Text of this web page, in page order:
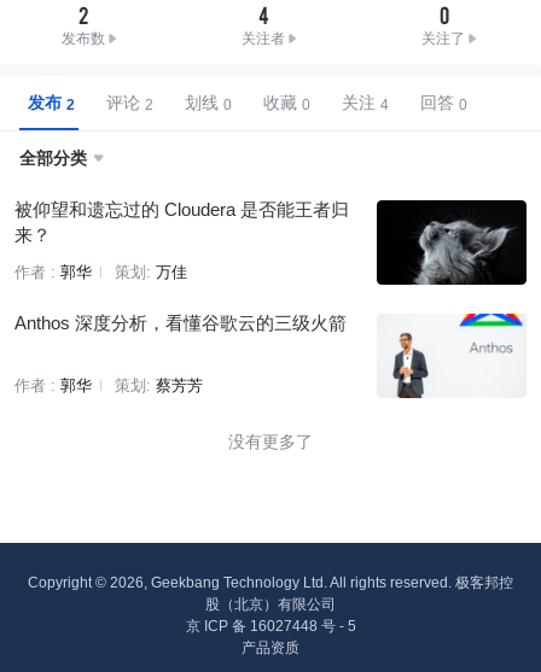
2
发布数
4
关注者
0
关注了
发布 评论 划线 收藏 关注 回答
全部分类 
被仰望和遗忘过的 Cloudera 是否能王者归
来？
作者 : 郭华 策划: 万佳
Anthos 深度分析，看懂谷歌云的三级火箭
作者 : 郭华 策划: 蔡芳芳
没有更多了
Copyright © 2026, Geekbang Technology Ltd. All rights reserved. 极客邦控
股（北京）有限公司
京 ICP 备 16027448 号 - 5
产品资质